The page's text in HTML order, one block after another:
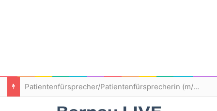
Patientenfürsprecher/Patientenfürsprecherin (m/w/d) – Immanuel Klinikum Bernau